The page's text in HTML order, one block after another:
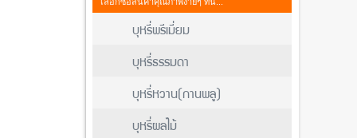
บุหรี่พรีเมี่ยม
บุหรี่ธรรมดา
บุหรี่หวาน(กานพลู)
บุหรี่ผลไม้